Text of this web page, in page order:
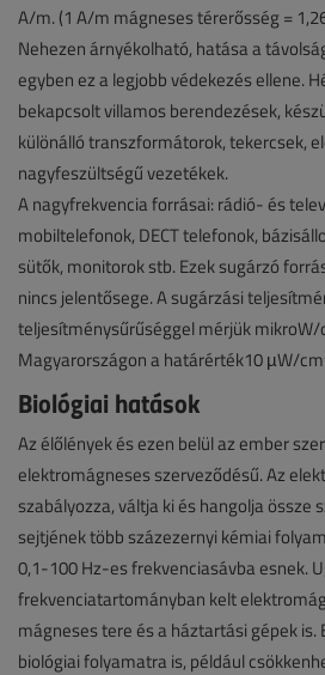
A/m. (1 A/m mágneses térerősség =
Nehezen árnyékolható, hatása a
egyben ez a legjobb védekezés ellene.
bekapcsolt villamos berendezések,
különálló transzformátorok, tekercsek,
nagyfeszültségű vezetékek.
A nagyfrekvencia forrásai: rádió- és
mobiltelefonok, DECT telefonok,
sütők, monitorok stb. Ezek sugárzó
nincs jelentősege. A sugárzási
teljesítménysűrűséggel mérjük
Magyarországon a határérték10 µW/cm
Biológiai hatások
Az élőlények és ezen belül az ember
elektromágneses szerveződésű. Az
szabályozza, váltja ki és hangolja össze
sejtjének több százezernyi kémiai
0,1-100 Hz-es frekvenciasávba esnek.
frekvenciatartományban kelt
mágneses tere és a háztartási gépek
biológiai folyamatra is, például